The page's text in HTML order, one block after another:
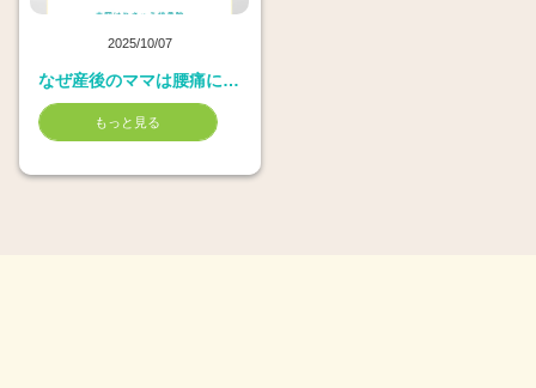
2025/10/07
なぜ産後のママは腰痛に悩むのか
もっと見る